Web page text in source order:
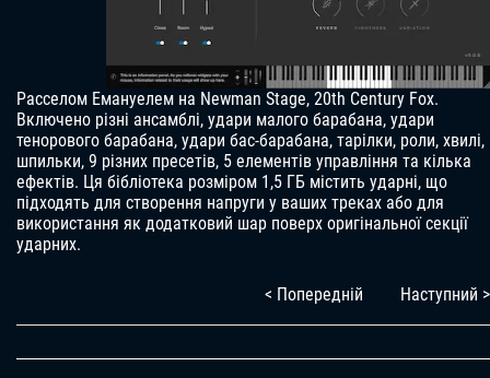
Расселом Емануелем на Newman Stage, 20th Century Fox.
Включено різні ансамблі, удари малого барабана, удари
тенорового барабана, удари бас-барабана, тарілки, роли, хвилі,
шпильки, 9 різних пресетів, 5 елементів управління та кілька
ефектів. Ця бібліотека розміром 1,5 ГБ містить ударні, що
підходять для створення напруги у ваших треках або для
використання як додатковий шар поверх оригінальної секції
ударних.
< Попередній Наступний >